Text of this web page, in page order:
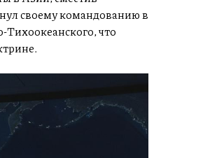
своему командованию в
что